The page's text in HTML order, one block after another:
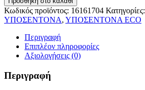
Κωδικός προϊόντος: 16161704 Κατηγορίες:
ΥΠΟΣΕΝΤΟΝΑ, ΥΠΟΣΕΝΤΟΝΑ ECO
Περιγραφή
Επιπλέον πληροφορίες
Αξιολογήσεις (0)
Περιγραφή